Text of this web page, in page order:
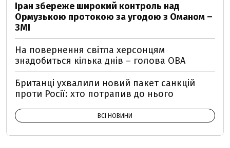
Іран збереже широкий контроль над
Ормузькою протокою за угодою з Оманом –
ЗМІ
На повернення світла херсонцям
знадобиться кілька днів – голова ОВА
Британці ухвалили новий пакет санкцій
проти Росії: хто потрапив до нього
ВСІ НОВИНИ